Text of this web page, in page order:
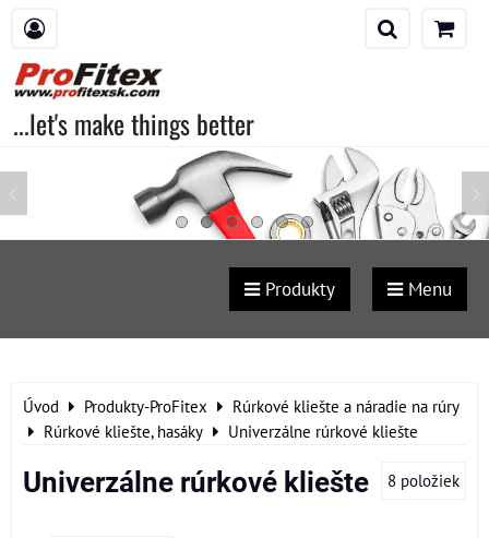
...let's make things better
Produkty Menu
Úvod Produkty-ProFitex
Rúrkové kliešte a náradie na rúry
Rúrkové kliešte, hasáky
Univerzálne rúrkové kliešte
Univerzálne rúrkové kliešte 8 položiek